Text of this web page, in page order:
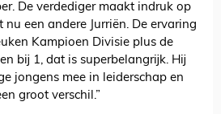
De verdediger maakt indruk op
nu een andere Jurriën. De ervaring
Kampioen Divisie plus de
bij 1, dat is superbelangrijk. Hij
jongens mee in leiderschap en
groot verschil.”